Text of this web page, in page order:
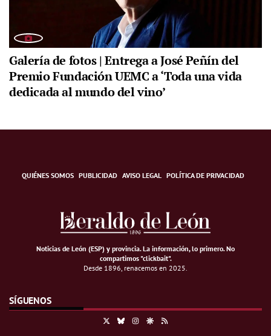
Galería de fotos | Entrega a José Peñín del
Premio Fundación UEMC a ‘Toda una vida
dedicada al mundo del vino’
QUIÉNES SOMOS PUBLICIDAD AVISO LEGAL POLÍTICA DE PRIVACIDAD
Noticias de León (ESP) y provincia. La información, lo primero.No
compartimos "clickbait".
Desde 1896, renacemos en 2025.
SÍGUENOS
BlueskyInstagramGoogle Discover